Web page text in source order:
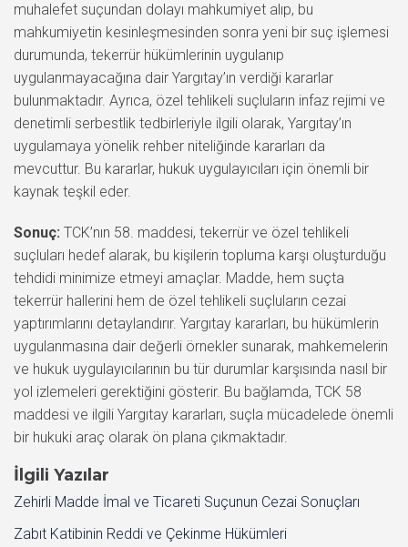
muhalefet suçundan dolayı mahkumiyet alıp, bu
mahkumiyetin kesinleşmesinden sonra yeni bir suç işlemesi
durumunda, tekerrür hükümlerinin uygulanıp
uygulanmayacağına dair Yargıtay’ın verdiği kararlar
bulunmaktadır. Ayrıca, özel tehlikeli suçluların infaz rejimi ve
denetimli serbestlik tedbirleriyle ilgili olarak, Yargıtay’ın
uygulamaya yönelik rehber niteliğinde kararları da
mevcuttur. Bu kararlar, hukuk uygulayıcıları için önemli bir
kaynak teşkil eder.
Sonuç: TCK’nın 58. maddesi, tekerrür ve özel tehlikeli
suçluları hedef alarak, bu kişilerin topluma karşı oluşturduğu
tehdidi minimize etmeyi amaçlar. Madde, hem suçta
tekerrür hallerini hem de özel tehlikeli suçluların cezai
yaptırımlarını detaylandırır. Yargıtay kararları, bu hükümlerin
uygulanmasına dair değerli örnekler sunarak, mahkemelerin
ve hukuk uygulayıcılarının bu tür durumlar karşısında nasıl bir
yol izlemeleri gerektiğini gösterir. Bu bağlamda, TCK 58
maddesi ve ilgili Yargıtay kararları, suçla mücadelede önemli
bir hukuki araç olarak ön plana çıkmaktadır.
İlgili Yazılar
Zehirli Madde İmal ve Ticareti Suçunun Cezai Sonuçları
Zabıt Katibinin Reddi ve Çekinme Hükümleri